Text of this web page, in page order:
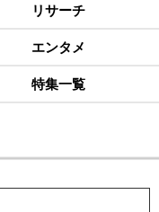
リサーチ
エンタメ
特集一覧